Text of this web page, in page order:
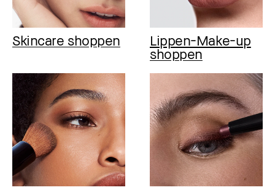
Skincare shoppen
Lippen-Make-up
shoppen